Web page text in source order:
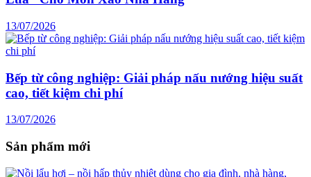
13/07/2026
Bếp từ công nghiệp: Giải pháp nấu nướng hiệu suất
cao, tiết kiệm chi phí
13/07/2026
Sản phẩm mới